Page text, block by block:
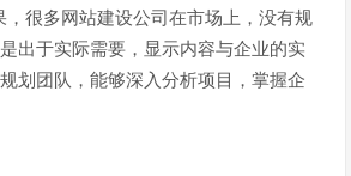
很多网站建设公司在市场上，没有规
出于实际需要，显示内容与企业的实
划团队，能够深入分析项目，掌握企